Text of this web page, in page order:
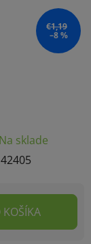
Na sklade
42405
KOŠÍKA
€1,19
–8 %